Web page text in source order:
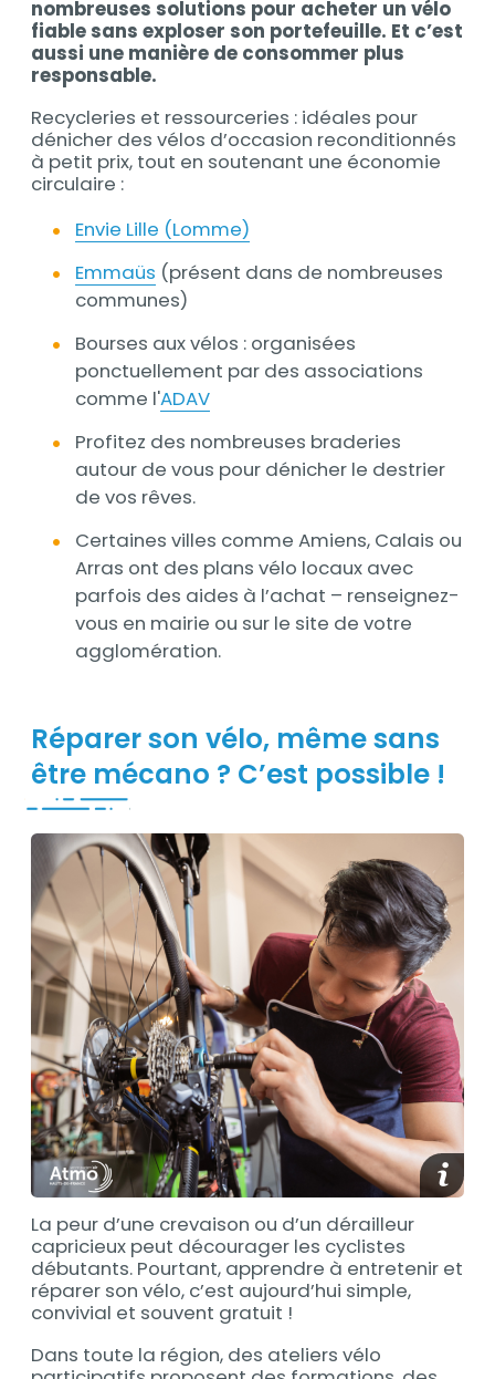
nombreuses solutions pour acheter un vélo
fiable sans exploser son portefeuille. Et c’est
aussi une manière de consommer plus
responsable.
Recycleries et ressourceries : idéales pour
dénicher des vélos d’occasion reconditionnés
à petit prix, tout en soutenant une économie
circulaire :
Envie Lille (Lomme)
Emmaüs (présent dans de nombreuses
communes)
Bourses aux vélos : organisées
ponctuellement par des associations
comme l'ADAV
Profitez des nombreuses braderies
autour de vous pour dénicher le destrier
de vos rêves.
Certaines villes comme Amiens, Calais ou
Arras ont des plans vélo locaux avec
parfois des aides à l’achat – renseignez-
vous en mairie ou sur le site de votre
agglomération.
Réparer son vélo, même sans
être mécano ? C’est possible !
La peur d’une crevaison ou d’un dérailleur
capricieux peut décourager les cyclistes
débutants. Pourtant, apprendre à entretenir et
réparer son vélo, c’est aujourd’hui simple,
convivial et souvent gratuit !
Dans toute la région, des ateliers vélo